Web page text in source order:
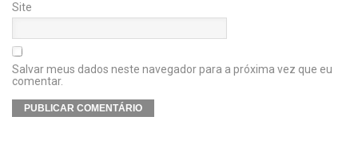
Site
Salvar meus dados neste navegador para a próxima vez que eu
comentar.